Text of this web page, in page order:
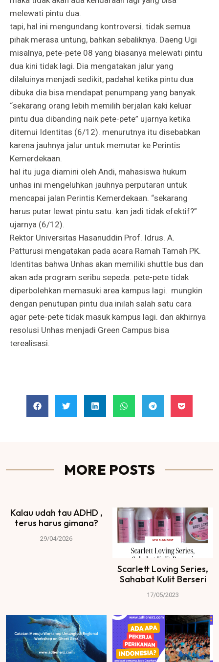
melewati pintu dua.
tapi, hal ini mengundang kontroversi. tidak semua
pihak merasa untung, bahkan sebaliknya. Daeng Ugi
misalnya, pete-pete 08 yang biasanya melewati pintu
dua kini tidak lagi. Dia mengatakan jalur yang
dilaluinya menjadi sedikit, padahal ketika pintu dua
dibuka dia bisa mendapat penumpang yang banyak.
“sekarang orang lebih memilih berjalan kaki keluar
pintu dua dibanding naik pete-pete” ujarnya ketika
ditemui Identitas (6/12). menurutnya itu disebabkan
karena jauhnya jalur untuk memutar ke Perintis
Kemerdekaan.
hal itu juga diamini oleh Andi, mahasiswa hukum
unhas ini mengeluhkan jauhnya perputaran untuk
mencapai jalan Perintis Kemerdekaan. “sekarang
harus putar lewat pintu satu. kan jadi tidak efektif?”
ujarnya (6/12).
Rektor Universitas Hasanuddin Prof. Idrus. A.
Patturusi mengatakan pada acara Ramah Tamah PK.
Identitas bahwa Unhas akan memiliki shuttle bus dan
akan ada program seribu sepeda. pete-pete tidak
diperbolehkan memasuki area kampus lagi. mungkin
dengan penutupan pintu dua inilah salah satu cara
agar pete-pete tidak masuk kampus lagi. dan akhirnya
resolusi Unhas menjadi Green Campus bisa
terealisasi.
MORE POSTS
Kalau udah tau ADHD ,
terus harus gimana?
29/04/2026
Scarlett Loving Series,
Sahabat Kulit Berseri
17/05/2023